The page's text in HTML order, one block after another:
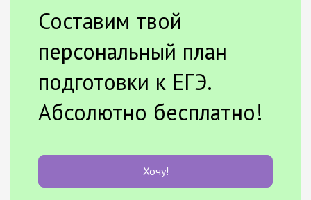
Составим твой
персональный план
подготовки к ЕГЭ.
Абсолютно бесплатно!
Хочу!